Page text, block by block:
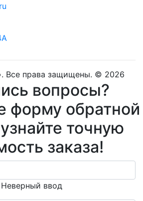
Все права защищены. © 2026
вопросы?
форму обратной
точную
заказа!
Неверный ввод